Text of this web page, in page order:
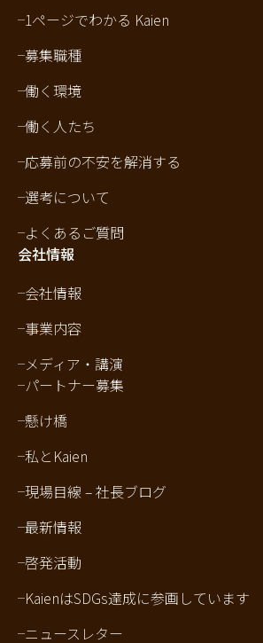
1ページでわかる Kaien
募集職種
働く環境
働く人たち
応募前の不安を解消する
選考について
よくあるご質問
会社情報
会社情報
事業内容
メディア・講演
パートナー募集
懸け橋
私とKaien
現場目線 – 社長ブログ
最新情報
啓発活動
KaienはSDGs達成に参画しています
ニュースレター